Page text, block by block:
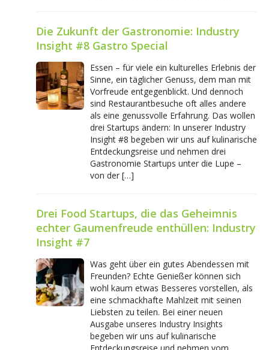
Die Zukunft der Gastronomie: Industry
Insight #8 Gastro Special
Essen – für viele ein kulturelles Erlebnis der
Sinne, ein täglicher Genuss, dem man mit
Vorfreude entgegenblickt. Und dennoch
sind Restaurantbesuche oft alles andere
als eine genussvolle Erfahrung. Das wollen
drei Startups ändern: In unserer Industry
Insight #8 begeben wir uns auf kulinarische
Entdeckungsreise und nehmen drei
Gastronomie Startups unter die Lupe –
von der […]
Drei Food Startups, die das Geheimnis
echter Gaumenfreude enthüllen: Industry
Insight #7
Was geht über ein gutes Abendessen mit
Freunden? Echte Genießer können sich
wohl kaum etwas Besseres vorstellen, als
eine schmackhafte Mahlzeit mit seinen
Liebsten zu teilen. Bei einer neuen
Ausgabe unseres Industry Insights
begeben wir uns auf kulinarische